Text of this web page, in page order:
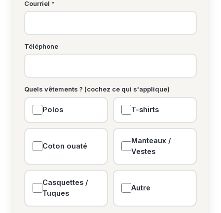
Courriel *
Téléphone
Quels vêtements ? (cochez ce qui s'applique)
Polos T-shirts
Coton ouaté
Manteaux /
Vestes
Casquettes /
Tuques
Autre